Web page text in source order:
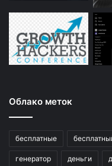
Облако меток
бесплатные
генератор деньги